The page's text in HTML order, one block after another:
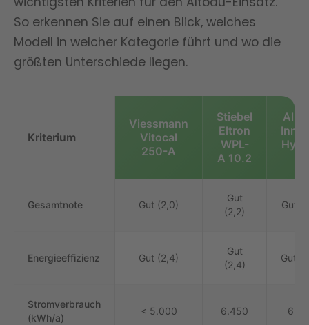
So erkennen Sie auf einen Blick, welches
Modell in welcher Kategorie führt und wo die
größten Unterschiede liegen.
Kriterium
Viessmann
Vitocal
250-A
Stiebel
Eltron
WPL-
A 10.2
Gesamtnote Gut (2,0)
Gut
(2,2)
Gut
Energieeffizienz Gut (2,4)
Gut
(2,4)
Gut
Stromverbrauch
(kWh/a)
< 5.000 6.450